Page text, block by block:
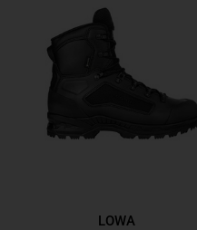
LOWA